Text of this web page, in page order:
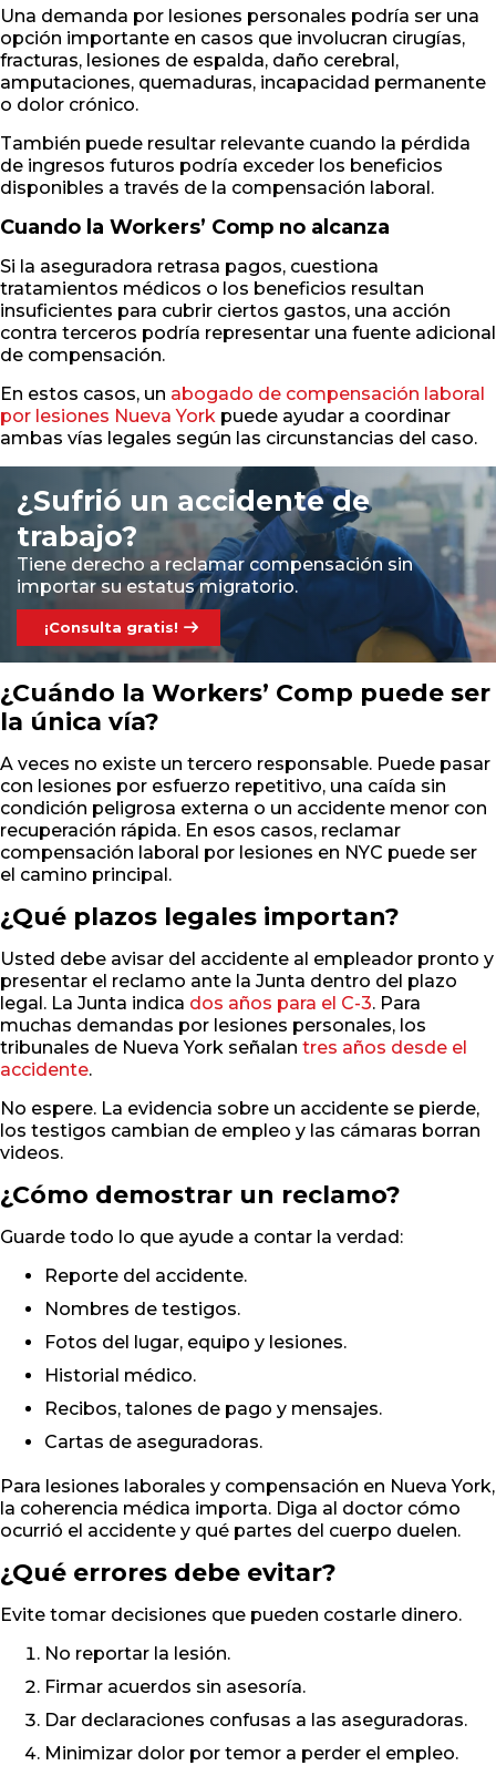
Una demanda por lesiones personales podría ser una
opción importante en casos que involucran cirugías,
fracturas, lesiones de espalda, daño cerebral,
amputaciones, quemaduras, incapacidad permanente
o dolor crónico.
También puede resultar relevante cuando la pérdida
de ingresos futuros podría exceder los beneficios
disponibles a través de la compensación laboral.
Cuando la Workers’ Comp no alcanza
Si la aseguradora retrasa pagos, cuestiona
tratamientos médicos o los beneficios resultan
insuficientes para cubrir ciertos gastos, una acción
contra terceros podría representar una fuente adicional
de compensación.
En estos casos, un abogado de compensación laboral
por lesiones Nueva York puede ayudar a coordinar
ambas vías legales según las circunstancias del caso.
¿Sufrió un accidente de
trabajo?
Tiene derecho a reclamar compensación sin
importar su estatus migratorio.
¡Consulta gratis!
¿Cuándo la Workers’ Comp puede ser
la única vía?
A veces no existe un tercero responsable. Puede pasar
con lesiones por esfuerzo repetitivo, una caída sin
condición peligrosa externa o un accidente menor con
recuperación rápida. En esos casos, reclamar
compensación laboral por lesiones en NYC puede ser
el camino principal.
¿Qué plazos legales importan?
Usted debe avisar del accidente al empleador pronto y
presentar el reclamo ante la Junta dentro del plazo
legal. La Junta indica dos años para el C-3. Para
muchas demandas por lesiones personales, los
tribunales de Nueva York señalan tres años desde el
accidente.
No espere. La evidencia sobre un accidente se pierde,
los testigos cambian de empleo y las cámaras borran
videos.
¿Cómo demostrar un reclamo?
Guarde todo lo que ayude a contar la verdad:
Reporte del accidente.
Nombres de testigos.
Fotos del lugar, equipo y lesiones.
Historial médico.
Recibos, talones de pago y mensajes.
Cartas de aseguradoras.
Para lesiones laborales y compensación en Nueva York,
la coherencia médica importa. Diga al doctor cómo
ocurrió el accidente y qué partes del cuerpo duelen.
¿Qué errores debe evitar?
Evite tomar decisiones que pueden costarle dinero.
No reportar la lesión.
Firmar acuerdos sin asesoría.
Dar declaraciones confusas a las aseguradoras.
Minimizar dolor por temor a perder el empleo.